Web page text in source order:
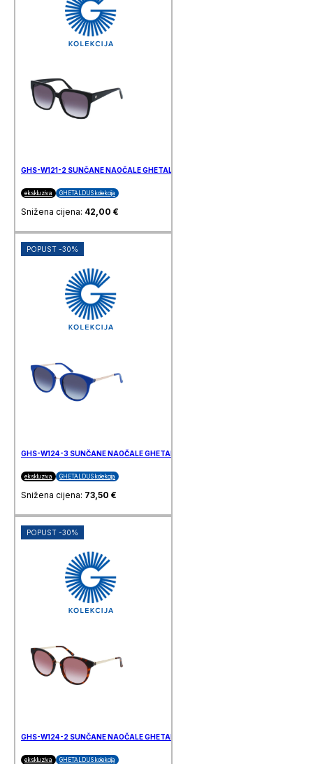
GHS-W121-2 SUNČANE NAOČALE GHETALDUS
ekskluziva GHETALDUS kolekcija
Snižena cijena: 42,00 €
POPUST -30%
GHS-W124-3 SUNČANE NAOČALE GHETALDUS
ekskluziva GHETALDUS kolekcija
Snižena cijena: 73,50 €
POPUST -30%
GHS-W124-2 SUNČANE NAOČALE GHETALDUS
ekskluziva GHETALDUS kolekcija